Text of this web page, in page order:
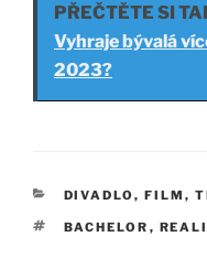
PŘEČTĚTE SI
Vyhraje bývalá
2023?
RUBRIKY
DIVADLO, FILM,
ŠTÍTKY
BACHELOR ,